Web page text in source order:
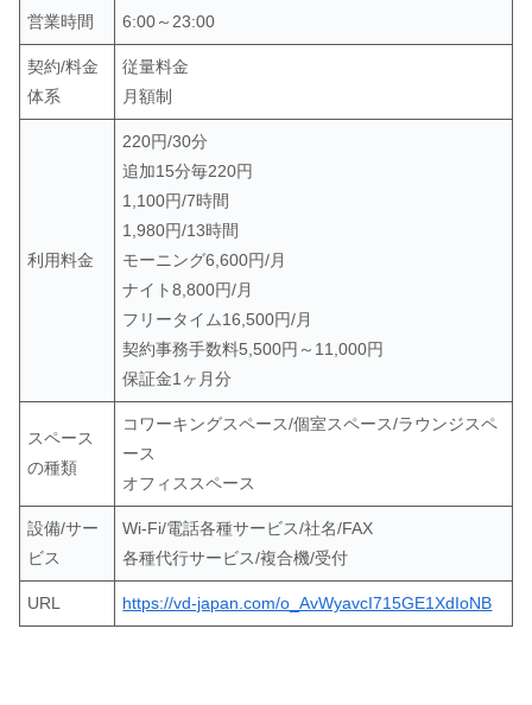
営業時間 6:00～23:00
契約/料金
体系
従量料金
月額制
利用料金
220円/30分
追加15分毎220円
1,100円/7時間
1,980円/13時間
モーニング6,600円/月
ナイト8,800円/月
フリータイム16,500円/月
契約事務手数料5,500円～11,000円
保証金1ヶ月分
スペース
の種類
コワーキングスペース/個室スペース/ラウンジスペ
ース
オフィススペース
設備/サー
ビス
Wi-Fi/電話各種サービス/社名/FAX
各種代行サービス/複合機/受付
URL https://vd-japan.com/o_AvWyavcI715GE1XdIoNB